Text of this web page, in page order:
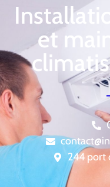
et
244 port